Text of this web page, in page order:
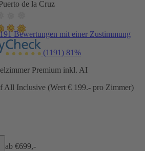
de la Cruz
Bewertungen mit einer Zustimmung
(1191) 81%
Premium inkl. AI
All Inclusive (Wert € 199.- pro Zimmer)
ab €699,-